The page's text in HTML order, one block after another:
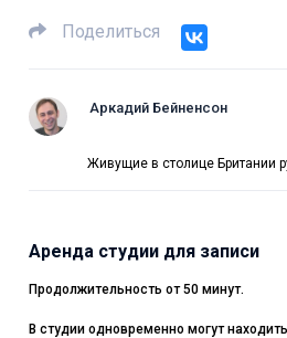
Поделиться
Аркадий Бейненсон
Живущие в столице Британии
Аренда студии для записи
Продолжительность от 50 минут.
В студии одновременно могут